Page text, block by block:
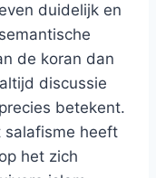
duidelijk en
de koran dan
discussie
betekent.
salafisme heeft
het zich